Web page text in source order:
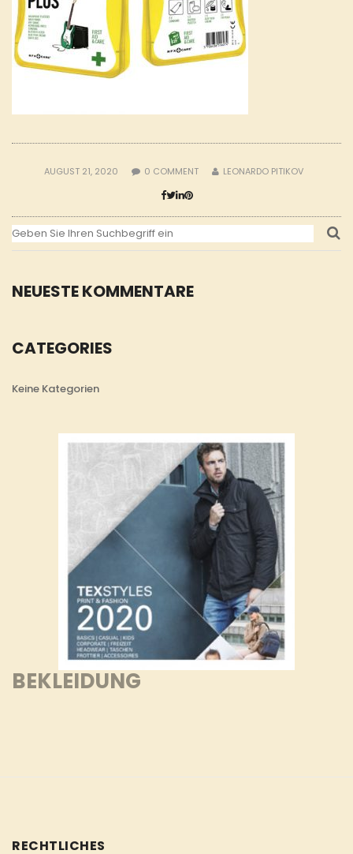
NEUESTE KOMMENTARE
CATEGORIES
Keine Kategorien
BEKLEIDUNG
AUGUST 21, 2020 0 COMMENT LEONARDO PITIKOV
RECHTLICHES